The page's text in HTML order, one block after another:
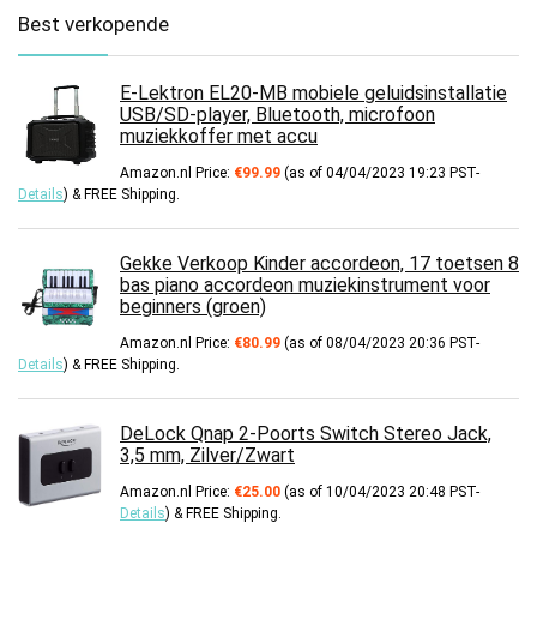
Best verkopende
E-Lektron EL20-MB mobiele geluidsinstallatie
USB/SD-player, Bluetooth, microfoon
muziekkoffer met accu
Amazon.nl Price: €99.99 (as of 04/04/2023 19:23 PST-
Details) & FREE Shipping.
Gekke Verkoop Kinder accordeon, 17 toetsen 8
bas piano accordeon muziekinstrument voor
beginners (groen)
Amazon.nl Price: €80.99 (as of 08/04/2023 20:36 PST-
Details) & FREE Shipping.
DeLock Qnap 2-Poorts Switch Stereo Jack,
3,5 mm, Zilver/Zwart
Amazon.nl Price: €25.00 (as of 10/04/2023 20:48 PST-
Details) & FREE Shipping.